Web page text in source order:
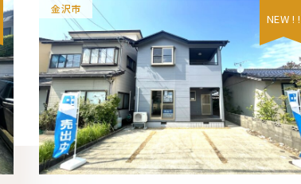
金沢市
NEW ! !